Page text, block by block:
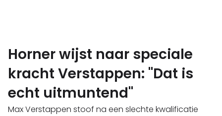
Horner wijst naar speciale
kracht Verstappen: "Dat is
echt uitmuntend"
Max Verstappen stoof na een slechte kwalificatie